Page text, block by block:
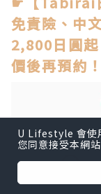
免責險、中
2,800日圓
價後再預約
U Lifestyle 會使
您同意接受本網